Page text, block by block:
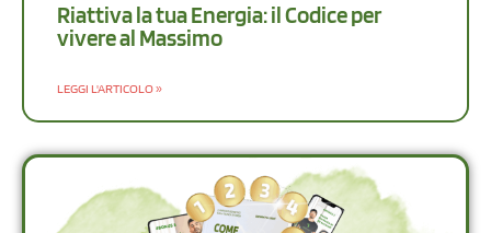
Riattiva la tua Energia: il Codice per
vivere al Massimo
LEGGI L'ARTICOLO »